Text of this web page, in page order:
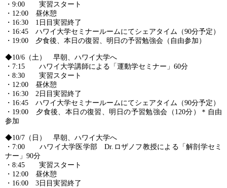
・9:00 実習スタート
・12:00 昼休憩
・16:30 1日目実習終了
・16:45 ハワイ大学セミナールームにてシェアタイム（90分予定）
・19:00 夕食後、本日の復習、明日の予習勉強会（自由参加）
◆10/6（土） 早朝、ハワイ大学へ
・7:15 ハワイ大学講師による「運動学セミナー」60分
・8:30 実習スタート
・12:00 昼休憩
・16:30 2日目実習終了
・16:45 ハワイ大学セミナールームにてシェアタイム（90分予定）
・19:00 夕食後、本日の復習、明日の予習勉強会（120分）＊自由
参加
◆10/7（日） 早朝、ハワイ大学へ
・7:00 ハワイ大学医学部 Dr.ロザノフ教授による「解剖学セミ
ナー」90分
・8:45 実習スタート
・12:00 昼休憩
・16:00 3日目実習終了